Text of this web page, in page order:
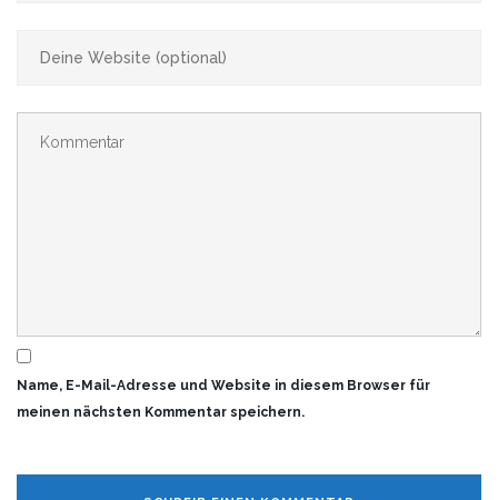
Name, E-Mail-Adresse und Website in diesem Browser für
meinen nächsten Kommentar speichern.